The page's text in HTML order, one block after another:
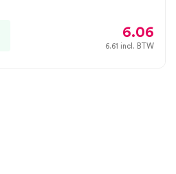
6.06
6.61 incl. BTW